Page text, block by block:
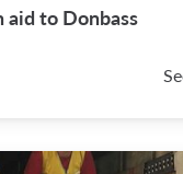
aid to Don­bass